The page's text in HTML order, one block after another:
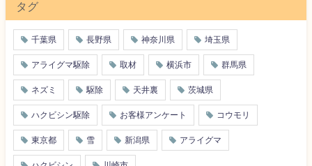
タグ
千葉県 長野県 神奈川県 埼玉県
アライグマ駆除 取材 横浜市 群馬県
ネズミ 駆除 天井裏 茨城県
ハクビシン駆除 お客様アンケート コウモリ
東京都 雪 新潟県 アライグマ